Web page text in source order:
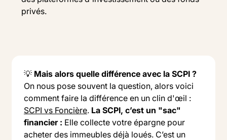
privés.
‍💡 Mais alors quelle différence avec la SCPI ?
On nous pose souvent la question, alors voici
comment faire la différence en un clin d'œil :
SCPI vs Foncière. La SCPI, c’est un "sac"
financier : Elle collecte votre épargne pour
acheter des immeubles déjà loués. C’est un